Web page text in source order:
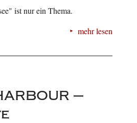
ist nur ein Thema.
mehr lesen
–